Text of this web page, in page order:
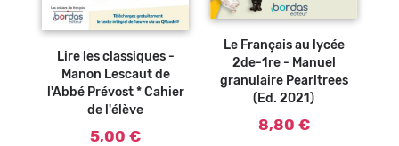
Ajouter au
Lire les classiques -
Manon Lescaut de
l'Abbé Prévost * Cahier
de l'élève
5,00 €
Le Français au lycée
2de-1re - Manuel
granulaire Pearltrees
(Ed. 2021)
8,80 €